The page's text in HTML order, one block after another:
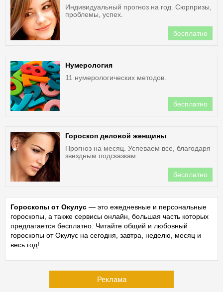
Индивидуальный прогноз на год. Сюрпризы,
проблемы, успех.
бесплатно
Нумерология
11 нумерологических методов.
бесплатно
Гороскоп деловой женщины
Прогноз на месяц. Успеваем все, благодаря
звездным подсказкам.
бесплатно
Гороскопы от Окулус — это ежедневные и персональные
гороскопы, а также сервисы онлайн, большая часть которых
предлагается бесплатно. Читайте общий и любовный
гороскопы от Окулус на сегодня, завтра, неделю, месяц и
весь год!
Реклама